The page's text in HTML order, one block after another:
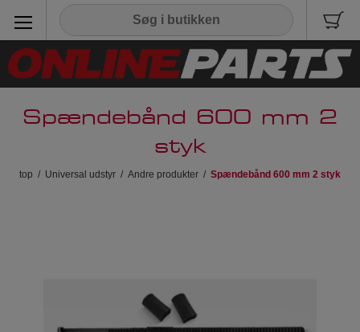
Spændebånd 600 mm 2
styk
top / Universal udstyr / Andre produkter / Spændebånd 600 mm 2 styk